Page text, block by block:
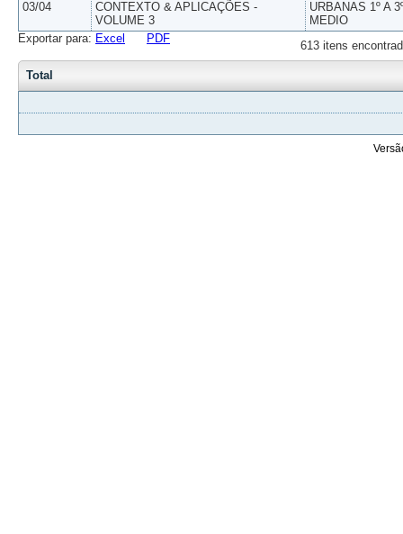
03/04
CONTEXTO & APLICAÇÕES -
VOLUME 3
URBANAS 1º A
MEDIO
613 itens
Exportar para: Excel PDF
Total